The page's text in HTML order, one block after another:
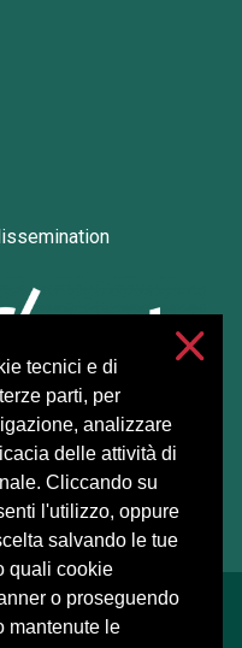
tecnici e di
parti, per
analizzare
delle attività di
Cliccando su
l'utilizzo, oppure
salvando le tue
quali cookie
o proseguendo
mantenute le
di Milano
- 20122 Milano